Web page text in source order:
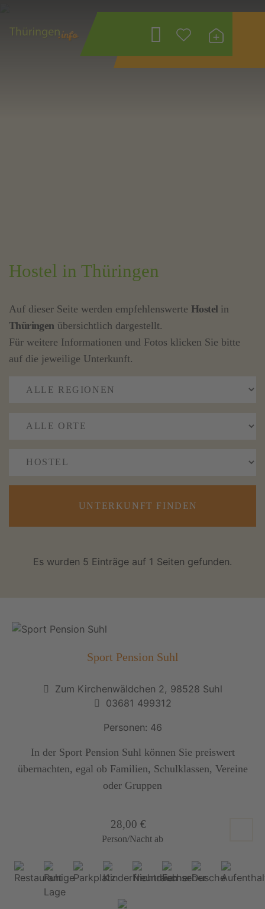
Wonach suchen
Hostel in Thüringen
Auf dieser Seite werden empfehlenswerte Hostelin
Thüringenübersichtlich dargestellt.
Für weitere Informationen und Fotos klicken Sie bitte
auf die jeweilige Unterkunft.
UNTERKUNFT FINDEN
Es wurden 5 Einträge auf 1 Seiten gefunden.
Sport Pension Suhl
Zum Kirchenwäldchen 2, 98528 Suhl
03681 499312
Personen: 46
In der Sport Pension Suhl können Sie preiswert
übernachten, egal ob Familien, Schulklassen, Vereine
oder Gruppen
28,00 €
Person/Nacht ab